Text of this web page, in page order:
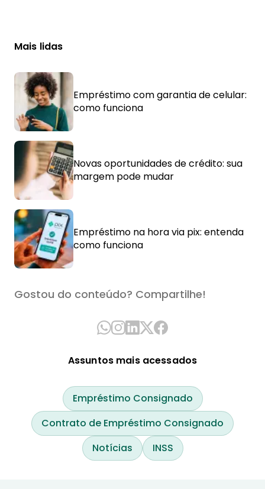
Mais lidas
Empréstimo com garantia de celular:
como funciona
Novas oportunidades de crédito: sua
margem pode mudar
Empréstimo na hora via pix: entenda
como funciona
Gostou do conteúdo? Compartilhe!
Assuntos mais acessados
Empréstimo Consignado
Contrato de Empréstimo Consignado
Notícias
INSS